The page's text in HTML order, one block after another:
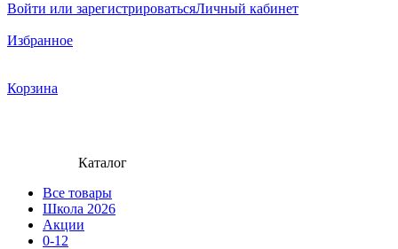
Войти или зарегистрироватьсяЛичный кабинет
Избранное
Корзина
Каталог
Все товары
Школа 2026
Акции
0-12